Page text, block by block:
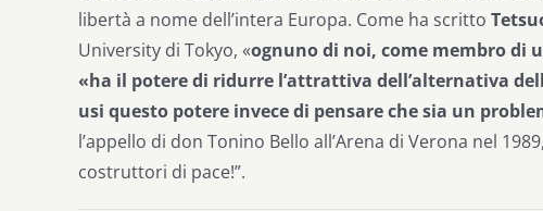
libertà a nome dell’intera Europa. Come ha scritto
University di Tokyo, «ognuno di noi, come membro di
«ha il potere di ridurre l’attrattiva dell’alternativa
usi questo potere invece di pensare che sia un
l’appello di don Tonino Bello all’Arena di Verona nel
costruttori di pace!”.